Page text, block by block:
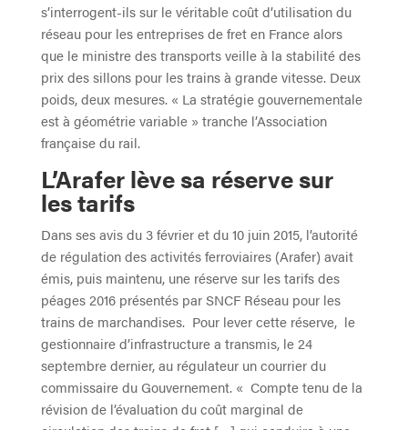
s’interrogent-ils sur le véritable coût d’utilisation du
réseau pour les entreprises de fret en France alors
que le ministre des transports veille à la stabilité des
prix des sillons pour les trains à grande vitesse. Deux
poids, deux mesures. « La stratégie gouvernementale
est à géométrie variable » tranche l’Association
française du rail.
L’Arafer lève sa réserve sur
les tarifs
Dans ses avis du 3 février et du 10 juin 2015, l’autorité
de régulation des activités ferroviaires (Arafer) avait
émis, puis maintenu, une réserve sur les tarifs des
péages 2016 présentés par SNCF Réseau pour les
trains de marchandises. Pour lever cette réserve, le
gestionnaire d’infrastructure a transmis, le 24
septembre dernier, au régulateur un courrier du
commissaire du Gouvernement. « Compte tenu de la
révision de l’évaluation du coût marginal de